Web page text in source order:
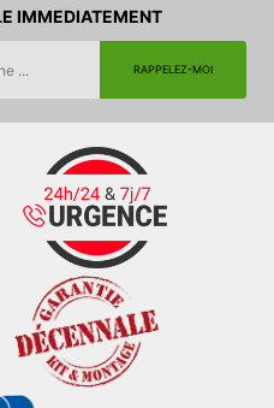
IMMEDIATEMENT